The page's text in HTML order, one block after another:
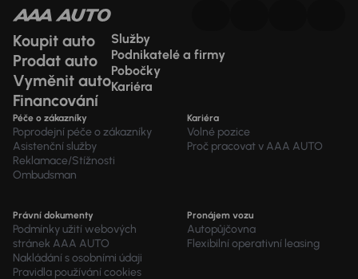
Koupit auto
Prodat auto
Vyměnit auto
Financování
Služby
Podnikatelé a firmy
Pobočky
Kariéra
Péče o zákazníky
Poprodejní péče o zákazníky
Asistenční služby
Reklamace/Stížnosti
Ombudsman
Kariéra
Volné pozice
Proč pracovat v AAA AUTO
Právní dokumenty
Podmínky užití webových
stránek AAA AUTO
Nakládání s osobními údaji
Pravidla používání cookies
Pronájem vozu
Autopůjčovna
Flexibilní operativní leasing